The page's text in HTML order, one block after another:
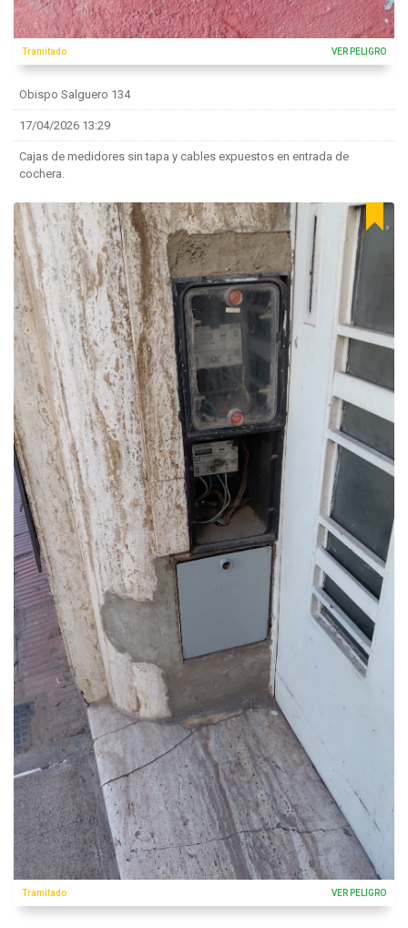
Tramitado VER PELIGRO
Obispo Salguero 134
17/04/2026 13:29
Cajas de medidores sin tapa y cables expuestos en entrada de
cochera.
Tramitado VER PELIGRO